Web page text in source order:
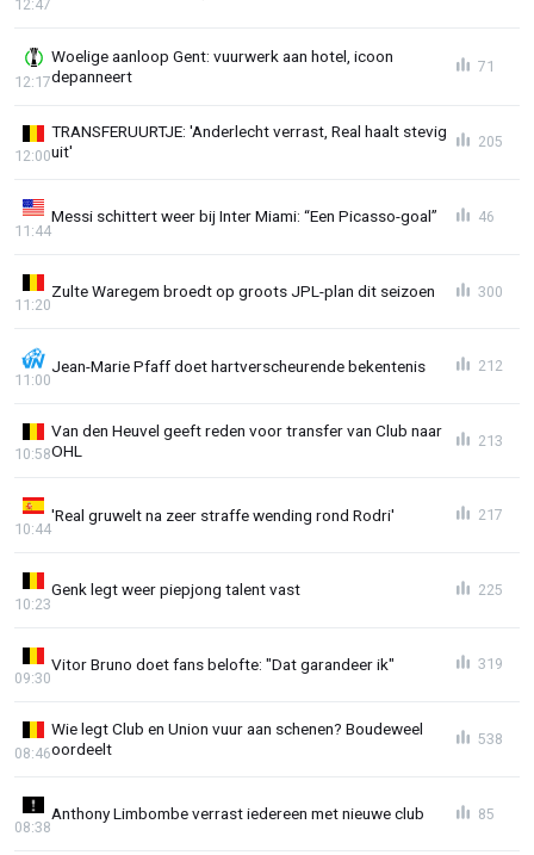
12:47
Woelige aanloop Gent: vuurwerk aan hotel, icoon
depanneert
12:17
71
TRANSFERUURTJE: 'Anderlecht verrast, Real haalt stevig
uit'
12:00
205
Messi schittert weer bij Inter Miami: “Een Picasso-goal”
11:44
46
Zulte Waregem broedt op groots JPL-plan dit seizoen
11:20
300
Jean-Marie Pfaff doet hartverscheurende bekentenis
11:00
212
Van den Heuvel geeft reden voor transfer van Club naar
OHL
10:58
213
'Real gruwelt na zeer straffe wending rond Rodri'
10:44
217
Genk legt weer piepjong talent vast
10:23
225
Vitor Bruno doet fans belofte: "Dat garandeer ik"
09:30
319
Wie legt Club en Union vuur aan schenen? Boudeweel
oordeelt
08:46
538
Anthony Limbombe verrast iedereen met nieuwe club
08:38
85